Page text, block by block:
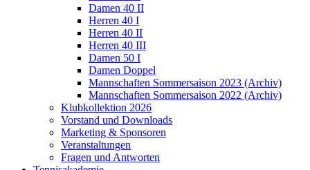
Damen 40 II
Herren 40 I
Herren 40 II
Herren 40 III
Damen 50 I
Damen Doppel
Mannschaften Sommersaison 2023 (Archiv)
Mannschaften Sommersaison 2022 (Archiv)
Klubkollektion 2026
Vorstand und Downloads
Marketing & Sponsoren
Veranstaltungen
Fragen und Antworten